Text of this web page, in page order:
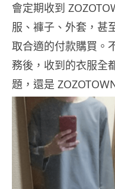
會定期收到
服、褲子、外套，甚
取合適的付款購買。
務後，收到的衣服全
題，還是